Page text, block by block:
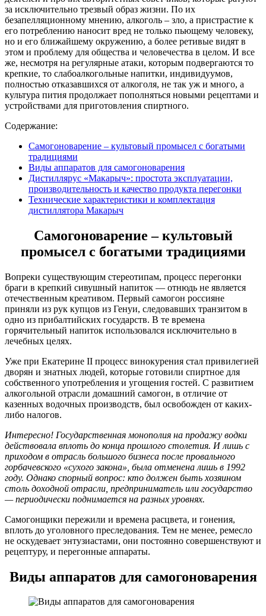
за исключительно трезвый образ жизни. По их
безапелляционному мнению, алкоголь – зло, а пристрастие к
его потреблению наносит вред не только пьющему человеку,
но и его ближайшему окружению, а более ретивые видят в
этом и проблему для общества и человечества в целом. И все
же, несмотря на регулярные атаки, которым подвергаются то
крепкие, то слабоалкогольные напитки, индивидуумов,
полностью отказавшихся от алкоголя, не так уж и много, а
культура пития продолжает пополняться новыми рецептами и
устройствами для приготовления спиртного.
Содержание:
Самогоноварение – культовый промысел с богатыми
традициями
Виды аппаратов для самогоноварения
Дистиллярус «Макарыч»: простота эксплуатации,
производительность и качество продукта перегонки
Технические характеристики и комплектация
дистиллятора Макарыч
Самогоноварение – культовый
промысел с богатыми традициями
Вопреки существующим стереотипам, процесс перегонки
браги в крепкий сивушный напиток — отнюдь не является
отечественным креативом. Первый самогон россияне
приняли из рук купцов из Генуи, следовавших транзитом в
одно из прибалтийских государств. В те времена
горячительный напиток использовался исключительно в
лечебных целях.
Уже при Екатерине II процесс винокурения стал привилегией
дворян и знатных людей, которые готовили спиртное для
собственного употребления и угощения гостей. С развитием
алкогольной отрасли домашний самогон, в отличие от
казенных водочных производств, был освобожден от каких-
либо налогов.
Интересно! Государственная монополия на продажу водки
действовала вплоть до конца прошлого столетия. И лишь с
приходом в отрасль большого бизнеса после провального
горбачевского «сухого закона», была отменена лишь в 1992
году. Однако спорный вопрос: кто должен быть хозяином
столь доходной отрасли, предприниматель или государство
— периодически поднимается на разных уровнях.
Самогонщики пережили и времена расцвета, и гонения,
вплоть до уголовного преследования. Тем не менее, ремесло
не оскудевает энтузиастами, они постоянно совершенствуют и
рецептуру, и перегонные аппараты.
Виды аппаратов для самогоноварения